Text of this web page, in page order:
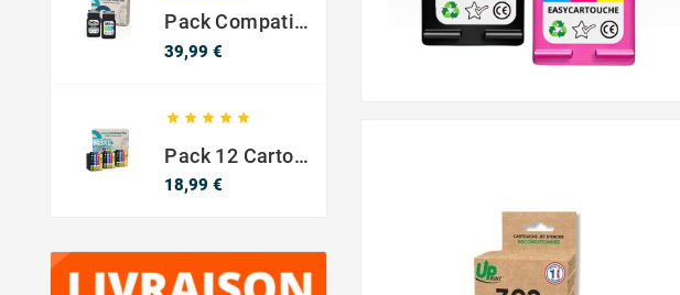
Pack Compatible Canon PG-540 XL / CL-541 XL – Noir & Couleur – Haute Capacité
39,99 €
    
Pack 12 Cartouches Compatible EPSON 603XL
18,99 €